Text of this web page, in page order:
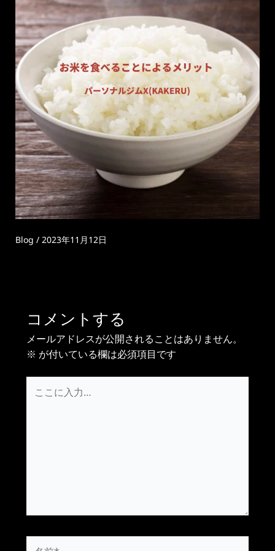
Blog / 2023年11月12日
コメントする
メールアドレスが公開されることはありません。
※ が付いている欄は必須項目です